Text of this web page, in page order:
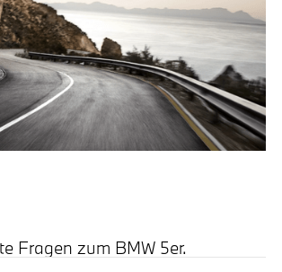
Fragen zum BMW 5er.